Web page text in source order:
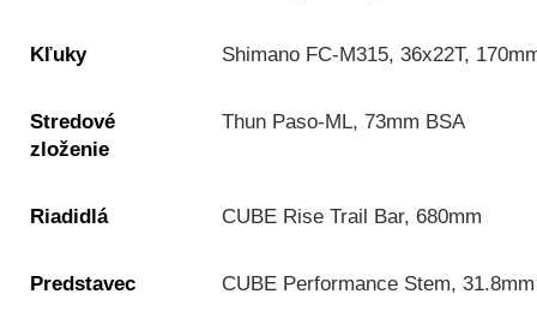
Kľuky Shimano FC-M315, 36x22T,
Stredové
zloženie
Thun Paso-ML, 73mm BSA
Riadidlá CUBE Rise Trail Bar, 680mm
Predstavec CUBE Performance Stem, 31.8mm